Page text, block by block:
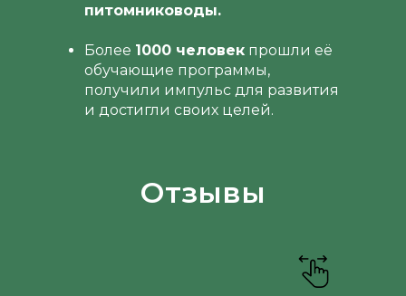
питомниководы.
Более 1000 человек прошли её
обучающие программы,
получили импульс для развития
и достигли своих целей.
Отзывы